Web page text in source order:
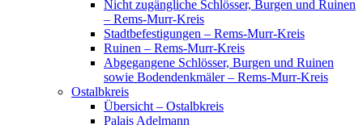
Nicht zugängliche Schlösser, Burgen und Ruinen
– Rems-Murr-Kreis
Stadtbefestigungen – Rems-Murr-Kreis
Ruinen – Rems-Murr-Kreis
Abgegangene Schlösser, Burgen und Ruinen
sowie Bodendenkmäler – Rems-Murr-Kreis
Ostalbkreis
Übersicht – Ostalbkreis
Palais Adelmann